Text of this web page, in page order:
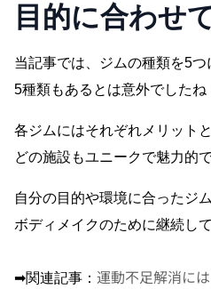
目的に合わせ
当記事では、ジムの種類を5つ
5種類もあるとは意外でしたね
各ジムにはそれぞれメリット
どの施設もユニークで魅力的で
自分の目的や環境に合ったジ
ボディメイクのために継続し
➡︎関連記事： 運動不足解消に